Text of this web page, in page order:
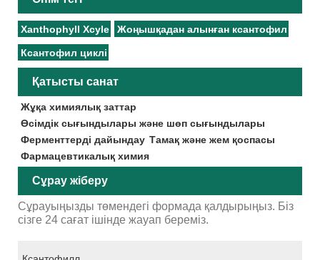
Xanthophyll Xcyle Жоңышқадан алынған ксантофил
Ксантофил циклі
Қатысты санат
Жұқа химиялық заттар
Өсімдік сығындылары және шөп сығындылары
Ферменттерді дайындау Тамақ және жем қоспасы
Фармацевтикалық химия
Сұрау жіберу
Сұрауыңызды төмендегі формада қалдырыңыз. Біз
сізге 24 сағат ішінде жауап береміз.